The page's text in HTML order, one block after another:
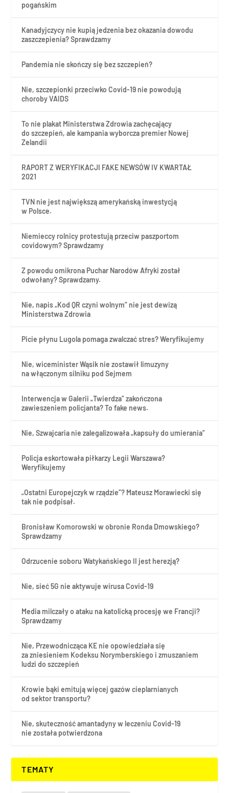
pogańskim
Kanadyjczycy nie kupią jedzenia bez okazania dowodu
zaszczepienia? Sprawdzamy
Pandemia nie skończy się bez szczepień?
Nie, szczepionki przeciwko Covid-19 nie powodują
choroby VAIDS
To nie plakat Ministerstwa Zdrowia zachęcający
do szczepień, ale kampania wyborcza premier Nowej
Zelandii
RAPORT Z WERYFIKACJI FAKE NEWSÓW IV KWARTAŁ
2021
TVN nie jest największą amerykańską inwestycją
w Polsce.
Niemieccy rolnicy protestują przeciw paszportom
covidowym? Sprawdzamy
Z powodu omikrona Puchar Narodów Afryki został
odwołany? Sprawdzamy.
Nie, napis „Kod QR czyni wolnym” nie jest dewizą
Ministerstwa Zdrowia
Picie płynu Lugola pomaga zwalczać stres? Weryfikujemy
Nie, wiceminister Wąsik nie zostawił limuzyny
na włączonym silniku pod Sejmem
Interwencja w Galerii „Twierdza” zakończona
zawieszeniem policjanta? To fake news.
Nie, Szwajcaria nie zalegalizowała „kapsuły do umierania”
Policja eskortowała piłkarzy Legii Warszawa?
Weryfikujemy
„Ostatni Europejczyk w rządzie”? Mateusz Morawiecki się
tak nie podpisał.
Bronisław Komorowski w obronie Ronda Dmowskiego?
Sprawdzamy
Odrzucenie soboru Watykańskiego II jest herezją?
Nie, sieć 5G nie aktywuje wirusa Covid-19
Media milczały o ataku na katolicką procesję we Francji?
Sprawdzamy
Nie, Przewodnicząca KE nie opowiedziała się
za zniesieniem Kodeksu Norymberskiego i zmuszaniem
ludzi do szczepień
Krowie bąki emitują więcej gazów cieplarnianych
od sektor transportu?
Nie, skuteczność amantadyny w leczeniu Covid-19
nie została potwierdzona
TEMATY